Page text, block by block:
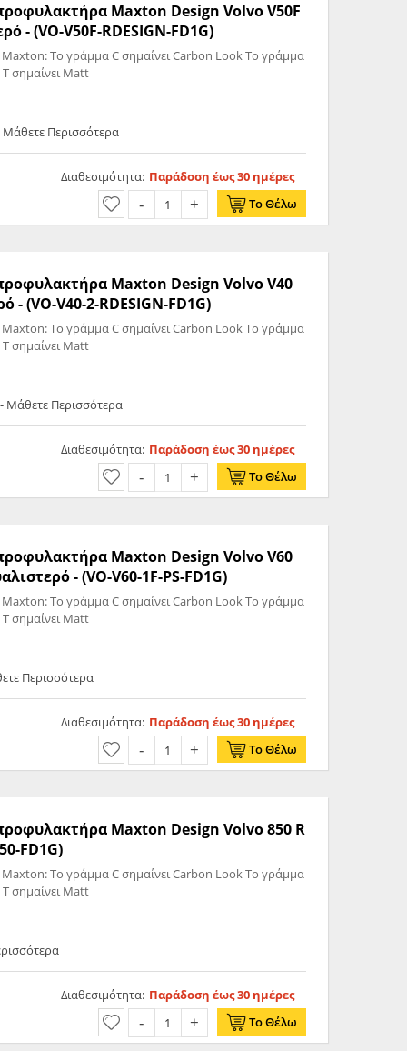
Maxton Design Volvo V50F
- (VO-V50F-RDESIGN-FD1G)
Maxton: Το γράμμα C σημαίνει Carbon Look Το γράμμα
σημαίνει Matt
Μάθετε Περισσότερα
Διαθεσιμότητα: Παράδοση έως 30 ημέρες
Το Θέλω
Maxton Design Volvo V40
(VO-V40-2-RDESIGN-FD1G)
Maxton: Το γράμμα C σημαίνει Carbon Look Το γράμμα
σημαίνει Matt
Μάθετε Περισσότερα
Διαθεσιμότητα: Παράδοση έως 30 ημέρες
Το Θέλω
Maxton Design Volvo V60
- (VO-V60-1F-PS-FD1G)
Maxton: Το γράμμα C σημαίνει Carbon Look Το γράμμα
σημαίνει Matt
Περισσότερα
Διαθεσιμότητα: Παράδοση έως 30 ημέρες
Το Θέλω
Maxton Design Volvo 850 R
FD1G)
Maxton: Το γράμμα C σημαίνει Carbon Look Το γράμμα
σημαίνει Matt
Διαθεσιμότητα: Παράδοση έως 30 ημέρες
Το Θέλω